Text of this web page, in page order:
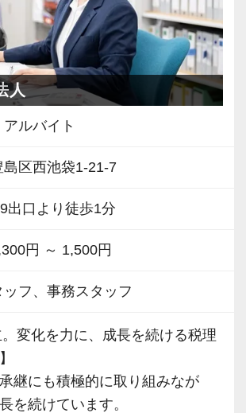
門性を身につけたい方を歓迎しま
いて
ームに所属し、基礎から丁寧に
を通じて実務を覚え、徐々にお
席します。
を持つことを目指しますが、
とをすぐ相談できる
もチームでフォローできる
まない
人
ルバイト
島区西池袋1-21-7
出口より徒歩1分
円 ～ 1,500円
ッフ、事務スタッフ
。変化を力に、成長を続ける税理
継にも積極的に取り組みなが
を続けています。